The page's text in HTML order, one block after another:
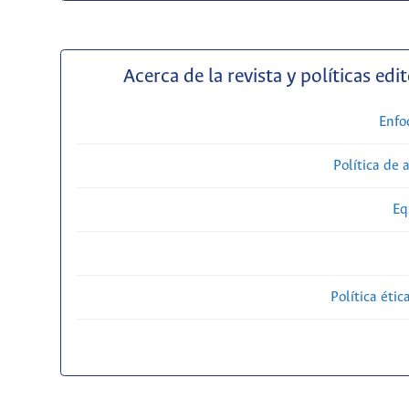
Acerca de la revista y políticas
Política de
Política